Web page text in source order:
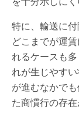
特に、輸送に
どこまでが運
れるケースも
れが生じやす
が進むなかで
た商慣行の存在